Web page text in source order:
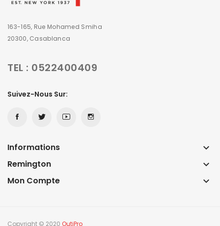
163-165, Rue Mohamed Smiha
20300, Casablanca
TEL : 0522400409
Suivez-Nous Sur:
Informations keyboard_arrow_down
Remington keyboard_arrow_down
Mon Compte keyboard_arrow_down
Copyright © 2020 OutiPro